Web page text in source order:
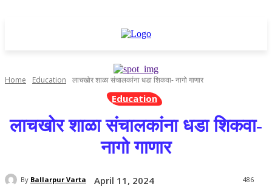
Home Education लाचखोर शाळा संचालकांना धडा शिकवा- नागो गाणार
Education
लाचखोर शाळा संचालकांना धडा शिकवा-
नागो गाणार
By Ballarpur Varta April 11, 2024 486